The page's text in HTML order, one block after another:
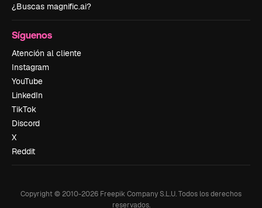
¿Buscas magnific.ai?
Síguenos
Atención al cliente
Instagram
YouTube
LinkedIn
TikTok
Discord
X
Reddit
Copyright © 2010-2026 Freepik Company S.L.U.Todos los derechos
reservados.